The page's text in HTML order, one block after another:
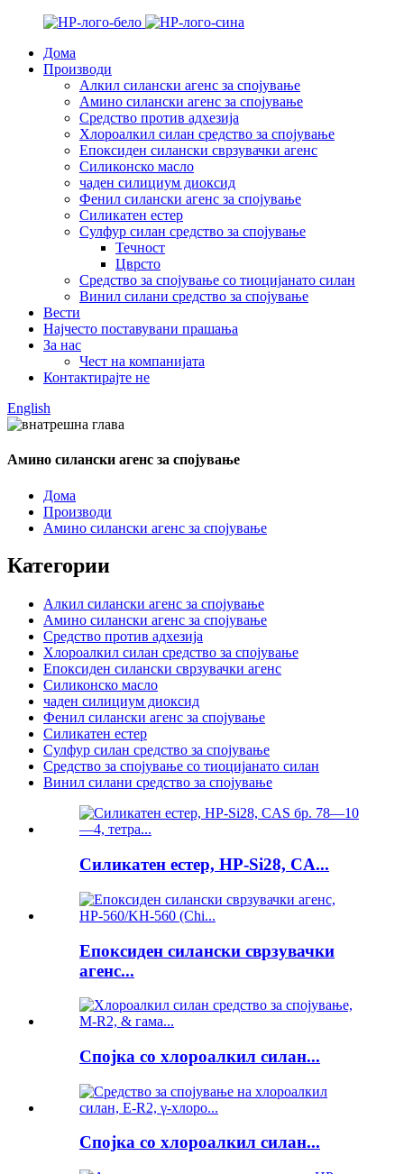
Дома
Производи
Алкил силански агенс за спојување
Амино силански агенс за спојување
Средство против адхезија
Хлороалкил силан средство за спојување
Епоксиден силански сврзувачки агенс
Силиконско масло
чаден силициум диоксид
Фенил силански агенс за спојување
Силикатен естер
Сулфур силан средство за спојување
Течност
Цврсто
Средство за спојување со тиоцијанато силан
Винил силани средство за спојување
Вести
Најчесто поставувани прашања
За нас
Чест на компанијата
Контактирајте не
English
Амино силански агенс за спојување
Дома
Производи
Амино силански агенс за спојување
Категории
Алкил силански агенс за спојување
Амино силански агенс за спојување
Средство против адхезија
Хлороалкил силан средство за спојување
Епоксиден силански сврзувачки агенс
Силиконско масло
чаден силициум диоксид
Фенил силански агенс за спојување
Силикатен естер
Сулфур силан средство за спојување
Средство за спојување со тиоцијанато силан
Винил силани средство за спојување
Силикатен естер, HP-Si28, CA...
Епоксиден силански сврзувачки
агенс...
Спојка со хлороалкил силан...
Спојка со хлороалкил силан...